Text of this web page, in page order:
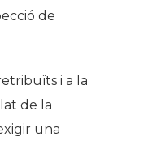
de
i a la
de la
una